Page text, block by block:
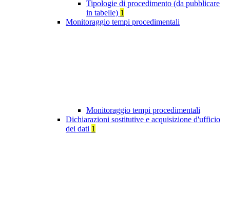
Tipologie di procedimento (da pubblicare
in tabelle) 1
Monitoraggio tempi procedimentali
Monitoraggio tempi procedimentali
Dichiarazioni sostitutive e acquisizione d'ufficio
dei dati 1